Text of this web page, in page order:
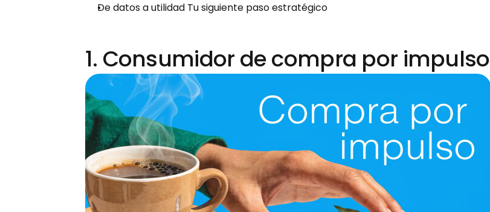
De datos a utilidad Tu siguiente paso estratégico
1. Consumidor de compra por impulso